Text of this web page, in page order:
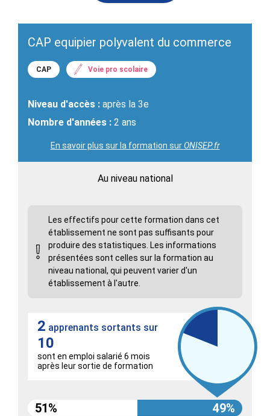
CAP equipier polyvalent du commerce
CAP Voie pro scolaire
Niveau d'accès : après la 3e
Nombre d'années : 2 ans
En savoir plus sur la formation surONISEP.fr
Au niveau national
Les effectifs pour cette formation dans cet
établissement ne sont pas suffisants pour
produire des statistiques. Les informations
présentées sont celles sur la formation au
niveau national, qui peuvent varier d'un
établissement à l'autre.
2 apprenants sortants sur
10
sont en emploi salarié 6 mois
après leur sortie de formation
51% 49%